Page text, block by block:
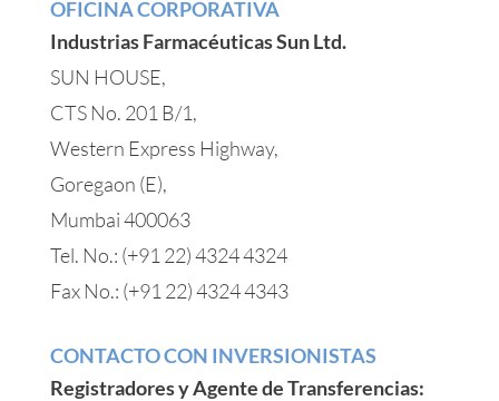
OFICINA CORPORATIVA
Industrias Farmacéuticas Sun Ltd.
SUN HOUSE,
CTS No. 201 B/1,
Western Express Highway,
Goregaon (E),
Mumbai 400063
Tel. No.: (+91 22) 4324 4324
Fax No.: (+91 22) 4324 4343
CONTACTO CON INVERSIONISTAS
Registradores y Agente de Transferencias: